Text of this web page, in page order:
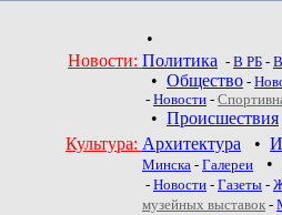
•
Новости: Политика - В РБ -
• Общество -
- Новости -
• Происшествия
Культура: Архитектура •
Минска - Галереи •
- Новости - Газеты -
музейных выставок -